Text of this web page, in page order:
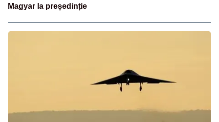
Magyar la președinție